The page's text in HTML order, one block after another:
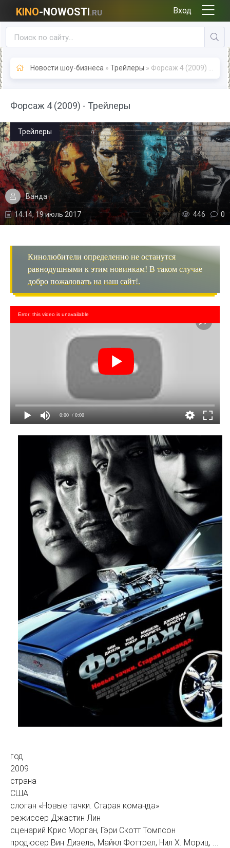
KINO-NOWOSTI.RU Вход
Новости шоу-бизнеса » Трейлеры » Форсаж 4 (2009) - Трейлеры
Форсаж 4 (2009) - Трейлеры
Трейлеры
Ванда
14:14, 19 июль 2017 446 0
Кинолюбители определенно не останутся
равнодушными к этим новинкам! В таком случае
добро пожаловать на наш сайт!.
0:00 / 0:00
Error: this video is unavailable
год
2009
страна
США
слоган «Новые тачки. Старая команда»
режиссер Джастин Лин
сценарий Крис Морган, Гэри Скотт Томпсон
продюсер Вин Дизель, Майкл Фоттрел, Нил Х. Мориц, ...